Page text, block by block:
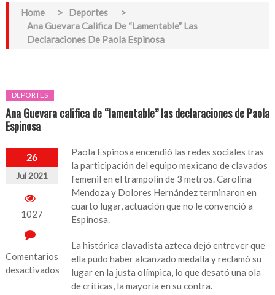
Home > Deportes
>
Ana Guevara Califica De “lamentable” Las
Declaraciones De Paola Espinosa
DEPORTES
Ana Guevara califica de “lamentable” las declaraciones de Paola
Espinosa
26
Jul 2021
1027
Comentarios
desactivados
Paola Espinosa encendió las redes sociales tras
la participación del equipo mexicano de clavados
femenil en el trampolín de 3 metros. Carolina
Mendoza y Dolores Hernández terminaron en
cuarto lugar, actuación que no le convenció a
Espinosa.
La histórica clavadista azteca dejó entrever que
ella pudo haber alcanzado medalla y reclamó su
lugar en la justa olímpica, lo que desató una ola
de críticas, la mayoría en su contra.